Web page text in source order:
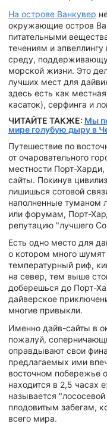
На острове Ванкувер
окружающие остров
питательными
течениям и апвеллингу
среду,
морской жизни. Это
лучших мест для
здесь есть как
касаток), серфинга и
ЧИТАЙТЕ ТАКЖЕ: Мы
мире голубую дыру в
Путешествие по
от очаровательного
местности Порт-
сайты. Покинув
лишишься сотовой
наполненные туманом
или форумам, Порт-
репутацию "лучшего
Есть одно место для
о котором много
температурный риф,
на север, тем выше
доберешься до Порт-
дайверское
многие привыкли.
Именно дайв-сайты в
пожалуй,
оправдывают свои
предлагаемых ими
восточном побережье
находится в 2,5 часах
называется
плодовитым забегам,
всего мира.